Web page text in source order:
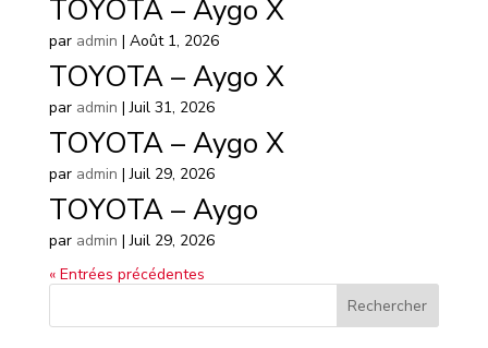
TOYOTA – Aygo X
par admin | Août 1, 2026
TOYOTA – Aygo X
par admin |Juil 31, 2026
TOYOTA – Aygo X
par admin |Juil 29, 2026
TOYOTA – Aygo
par admin |Juil 29, 2026
« Entrées précédentes